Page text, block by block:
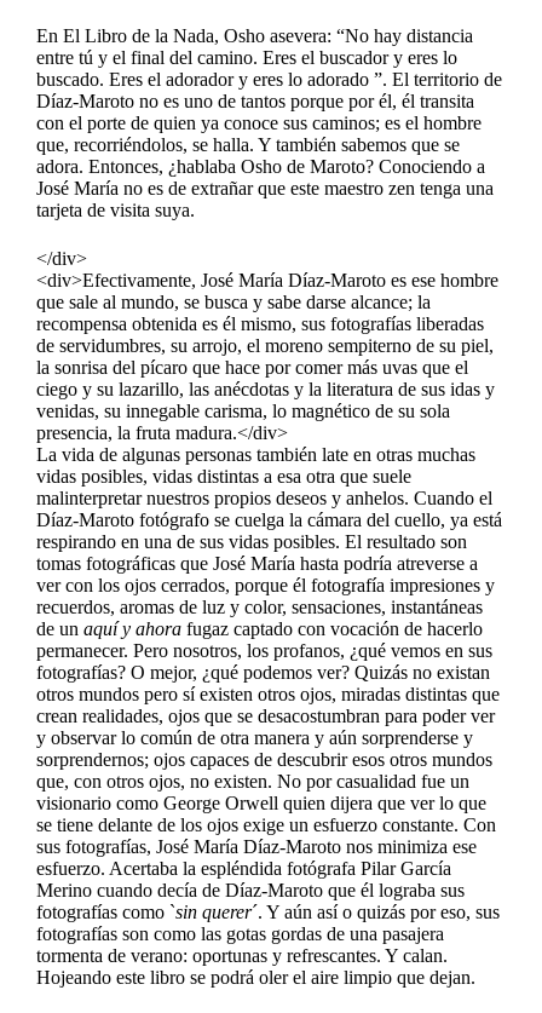
En El Libro de la Nada, Osho asevera: “No hay distancia
entre tú y el final del camino. Eres el buscador y eres lo
buscado. Eres el adorador y eres lo adorado ”. El territorio de
Díaz-Maroto no es uno de tantos porque por él, él transita
con el porte de quien ya conoce sus caminos; es el hombre
que, recorriéndolos, se halla. Y también sabemos que se
adora. Entonces, ¿hablaba Osho de Maroto? Conociendo a
José María no es de extrañar que este maestro zen tenga una
tarjeta de visita suya.
</div>
<div>Efectivamente, José María Díaz-Maroto es ese hombre
que sale al mundo, se busca y sabe darse alcance; la
recompensa obtenida es él mismo, sus fotografías liberadas
de servidumbres, su arrojo, el moreno sempiterno de su piel,
la sonrisa del pícaro que hace por comer más uvas que el
ciego y su lazarillo, las anécdotas y la literatura de sus idas y
venidas, su innegable carisma, lo magnético de su sola
presencia, la fruta madura.</div>
La vida de algunas personas también late en otras muchas
vidas posibles, vidas distintas a esa otra que suele
malinterpretar nuestros propios deseos y anhelos. Cuando el
Díaz-Maroto fotógrafo se cuelga la cámara del cuello, ya está
respirando en una de sus vidas posibles. El resultado son
tomas fotográficas que José María hasta podría atreverse a
ver con los ojos cerrados, porque él fotografía impresiones y
recuerdos, aromas de luz y color, sensaciones, instantáneas
de unaquí y ahora fugaz captado con vocación de hacerlo
permanecer. Pero nosotros, los profanos, ¿qué vemos en sus
fotografías? O mejor, ¿qué podemos ver? Quizás no existan
otros mundos pero sí existen otros ojos, miradas distintas que
crean realidades, ojos que se desacostumbran para poder ver
y observar lo común de otra manera y aún sorprenderse y
sorprendernos; ojos capaces de descubrir esos otros mundos
que, con otros ojos, no existen. No por casualidad fue un
visionario como George Orwell quien dijera que ver lo que
se tiene delante de los ojos exige un esfuerzo constante. Con
sus fotografías, José María Díaz-Maroto nos minimiza ese
esfuerzo. Acertaba la espléndida fotógrafa Pilar García
Merino cuando decía de Díaz-Maroto que él lograba sus
fotografías como `sin querer´. Y aún así o quizás por eso, sus
fotografías son como las gotas gordas de una pasajera
tormenta de verano: oportunas y refrescantes. Y calan.
Hojeando este libro se podrá oler el aire limpio que dejan.